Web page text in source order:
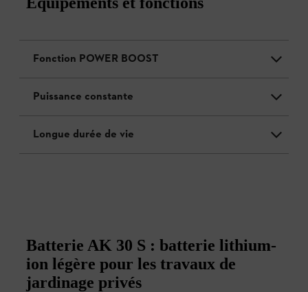
Fonction POWER BOOST
Puissance constante
Longue durée de vie
Batterie AK 30 S : batterie lithium-
ion légère pour les travaux de
jardinage privés